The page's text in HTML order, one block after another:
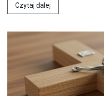
Czytaj dalej